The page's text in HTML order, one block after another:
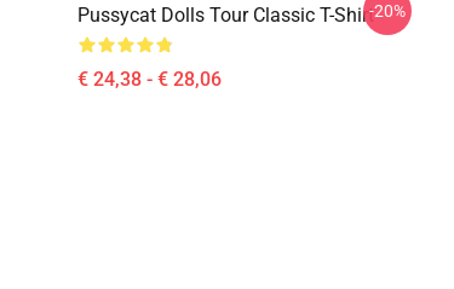
Pussycat Dolls Tour Classic T-Shirt
€ 24,38 - € 28,06
-20%